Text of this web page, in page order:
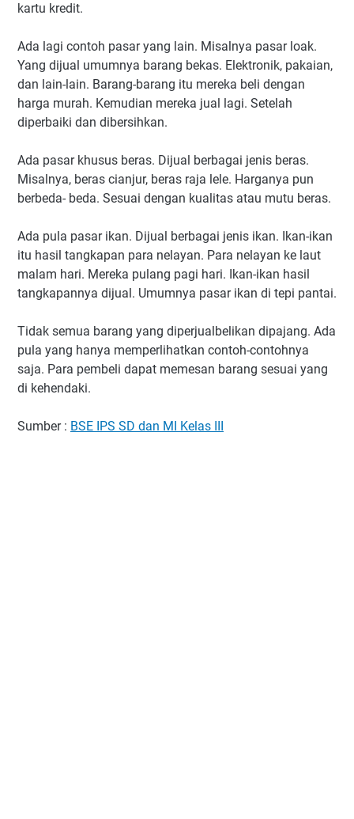
kartu kredit.
Ada lagi contoh pasar yang lain. Misalnya pasar loak.
Yang dijual umumnya barang bekas. Elektronik, pakaian,
dan lain-lain. Barang-barang itu mereka beli dengan
harga murah. Kemudian mereka jual lagi. Setelah
diperbaiki dan dibersihkan.
Ada pasar khusus beras. Dijual berbagai jenis beras.
Misalnya, beras cianjur, beras raja lele. Harganya pun
berbeda- beda. Sesuai dengan kualitas atau mutu beras.
Ada pula pasar ikan. Dijual berbagai jenis ikan. Ikan-ikan
itu hasil tangkapan para nelayan. Para nelayan ke laut
malam hari. Mereka pulang pagi hari. Ikan-ikan hasil
tangkapannya dijual. Umumnya pasar ikan di tepi pantai.
Tidak semua barang yang diperjualbelikan dipajang. Ada
pula yang hanya memperlihatkan contoh-contohnya
saja. Para pembeli dapat memesan barang sesuai yang
di kehendaki.
Sumber : BSE IPS SD dan MI Kelas III